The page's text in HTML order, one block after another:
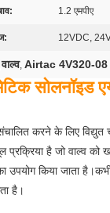
1.2 एमपीए
12VDC,
, Airtac 4V320-08
सोलनॉइड
करने के लिए
है जो वाल्व को
उपयोग किया जाता
है।